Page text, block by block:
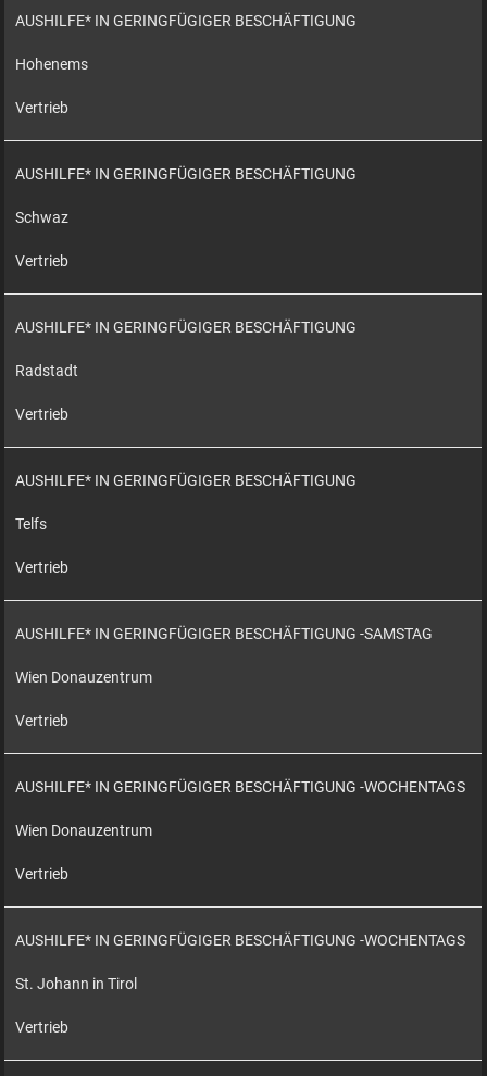
AUSHILFE* IN GERINGFÜGIGER BESCHÄFTIGUNG
Hohenems
Vertrieb
AUSHILFE* IN GERINGFÜGIGER BESCHÄFTIGUNG
Schwaz
Vertrieb
AUSHILFE* IN GERINGFÜGIGER BESCHÄFTIGUNG
Radstadt
Vertrieb
AUSHILFE* IN GERINGFÜGIGER BESCHÄFTIGUNG
Telfs
Vertrieb
AUSHILFE* IN GERINGFÜGIGER BESCHÄFTIGUNG -SAMSTAG
Wien Donauzentrum
Vertrieb
AUSHILFE* IN GERINGFÜGIGER BESCHÄFTIGUNG -WOCHENTAGS
Wien Donauzentrum
Vertrieb
AUSHILFE* IN GERINGFÜGIGER BESCHÄFTIGUNG -WOCHENTAGS
St. Johann in Tirol
Vertrieb